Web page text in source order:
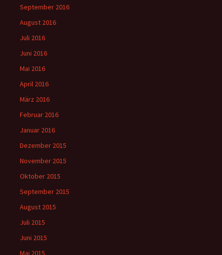
September 2016
August 2016
Juli 2016
Juni 2016
Mai 2016
April 2016
März 2016
Februar 2016
Januar 2016
Dezember 2015
November 2015
Oktober 2015
September 2015
August 2015
Juli 2015
Juni 2015